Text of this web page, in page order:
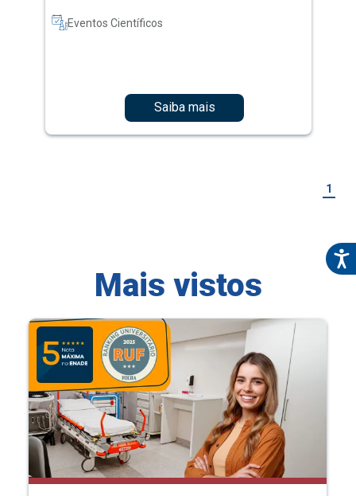
Eventos Científicos
Saiba mais
1
Mais vistos